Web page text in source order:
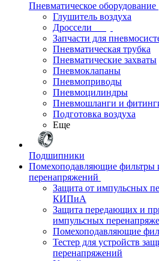
Пневматическое оборудование
Глушитель воздуха
Дроссели
Запчасти для
Пневматическая трубка
Пневматические захваты
Пневмоклапаны
Пневмоприводы
Пневмоцилиндры
Пневмошланги и
Подготовка воздуха
Еще
Подшипники
Помехоподавляющие фильтры
перенапряжений
Защита от импульсных
КИПиА
Защита передающих и
импульсных
Помехоподавляющие
Тестер для устройств
перенапряжений